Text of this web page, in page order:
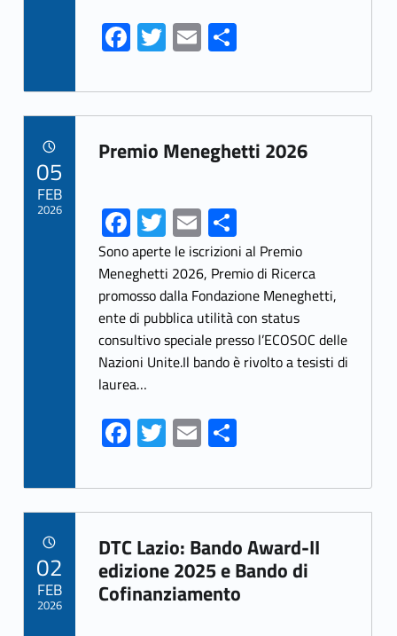
Fa
ce
b
o
o
T
w
itt
er
E
m
ai
l
S
h
ar
e
Link identifier archive #link-archive-69038
Premio Meneghetti 2026
Fa
ce
b
o
o
k
T
w
itt
er
E
m
ai
l
S
h
ar
e
Sono aperte le iscrizioni al Premio
Meneghetti 2026, Premio di Ricerca
promosso dalla Fondazione Meneghetti,
ente di pubblica utilità con status
consultivo speciale presso l’ECOSOC delle
Nazioni Unite.Il bando è rivolto a tesisti di
laurea…
Fa
ce
b
o
o
k
T
w
itt
er
E
m
ai
l
S
ar
e
05
FEB
2026
Link identifier archive #link-archive-4093
DTC Lazio: Bando Award-II
edizione 2025 e Bando di
Cofinanziamento
02
FEB
2026